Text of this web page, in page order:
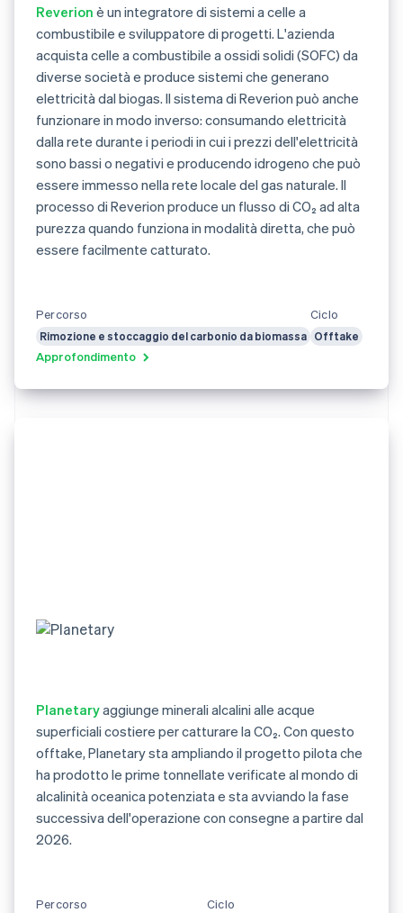
Reverion è un integratore di sistemi a celle a
combustibile e sviluppatore di progetti. L'azienda
acquista celle a combustibile a ossidi solidi (SOFC) da
diverse società e produce sistemi che generano
elettricità dal biogas. Il sistema di Reverion può anche
funzionare in modo inverso: consumando elettricità
dalla rete durante i periodi in cui i prezzi dell'elettricità
sono bassi o negativi e producendo idrogeno che può
essere immesso nella rete locale del gas naturale. Il
processo di Reverion produce un flusso di CO₂ ad alta
purezza quando funziona in modalità diretta, che può
essere facilmente catturato.
Percorso
Rimozione e stoccaggio del carbonio da biomassa
Ciclo
Offtake
Approfondimento
Planetaryaggiunge minerali alcalini alle acque
superficiali costiere per catturare la CO₂. Con questo
offtake, Planetary sta ampliando il progetto pilota che
ha prodotto le prime tonnellate verificate al mondo di
alcalinità oceanica potenziata e sta avviando la fase
successiva dell'operazione con consegne a partire dal
2026.
Percorso Ciclo